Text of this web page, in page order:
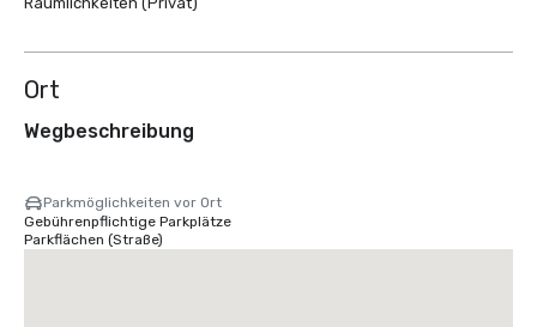
Ort
Wegbeschreibung
Parkmöglichkeiten vor Ort
Gebührenpflichtige Parkplätze
Parkflächen (Straße)